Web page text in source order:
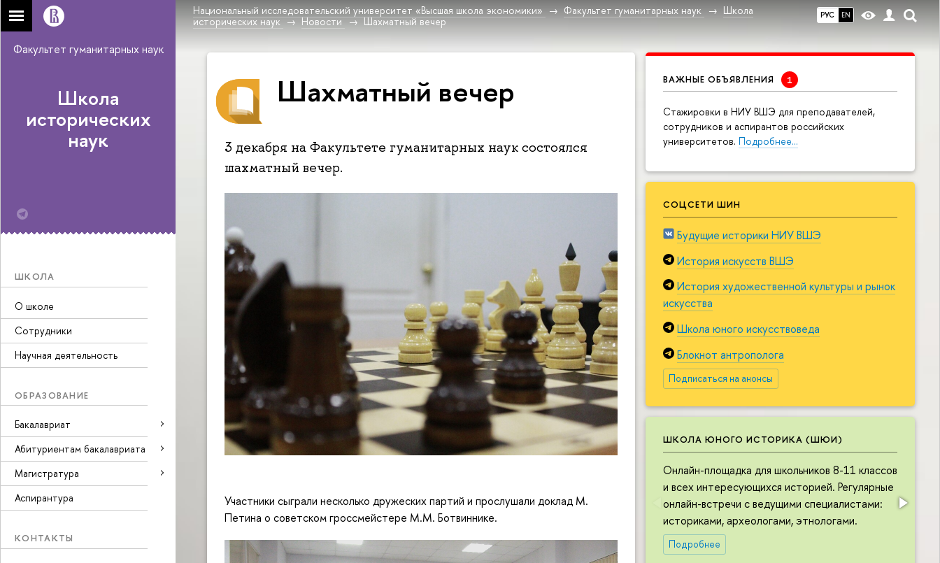
РУС EN
Национальный исследовательский университет «Высшая школа экономики» Факультет гуманитарных наук
Школа
исторических наук
Новости Шахматный вечер
Факультет гуманитарных наук
Школа
исторических
наук
ШКОЛА
О школе
Сотрудники
Научная деятельность
ОБРАЗОВАНИЕ
Бакалавриат
Абитуриентам бакалавриата
Магистратура
Аспирантура
КОНТАКТЫ
ВАЖНЫЕ ОБЪЯВЛЕНИЯ
Cтажировки в НИУ ВШЭ для преподавателей,
сотрудников и аспирантов российских
университетов. Подробнее…
СОЦСЕТИ ШИН
Будущие историки НИУ ВШЭ
История искусств ВШЭ
История художественной культуры и рынок
искусства
Школа юного искусствоведа
Блокнот антрополога
Подписаться на анонсы
ШКОЛА ЮНОГО ИСТОРИКА (ШЮИ)
Онлайн-площадка для школьников 8-11 классов
и всех интересующихся историей. Регулярные
онлайн-встречи с ведущими специалистами:
историками, археологами, этнологами.
Подробнее
Шахматный вечер
3 декабря на Факультете гуманитарных наук состоялся
шахматный вечер.
Участники сыграли несколько дружеских партий и прослушали доклад М.
Петина о советском гроссмейстере М.М. Ботвиннике.